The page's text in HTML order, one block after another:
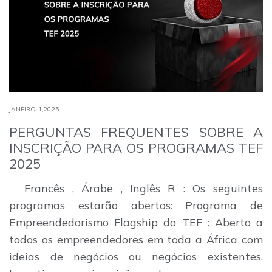
JANEIRO 1,2025
PERGUNTAS FREQUENTES SOBRE A
INSCRIÇÃO PARA OS PROGRAMAS TEF
2025
Francês , Árabe , Inglês R : Os seguintes
programas estarão abertos: Programa de
Empreendedorismo Flagship do TEF : Aberto a
todos os empreendedores em toda a África com
ideias de negócios ou negócios existentes.